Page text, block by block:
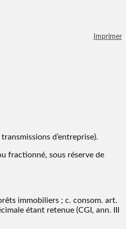
Imprimer
d’entreprise).
fractionné, sous réserve de
immobiliers ; c. consom. art.
étant retenue (CGI, ann. III